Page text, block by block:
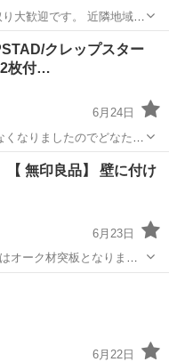
大歓迎です。 近隣地域
る有償配送を承ります。
料を調べて回答いたしま
シェルフ
クレップスター
2枚付…
6月24日
なりましたのでどなたか
クレップスタード
【 無印良品】 壁に付け
6月23日
オーク材突板となりま
、これ
6月22日